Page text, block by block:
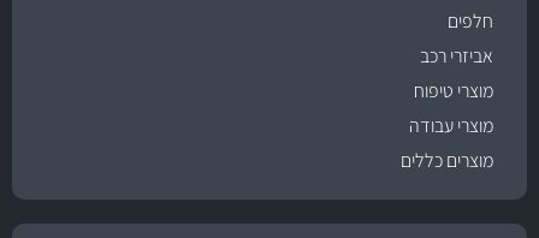
חלפים
אביזרי רכב
מוצרי טיפוח
מוצרי עבודה
מוצרים כללים